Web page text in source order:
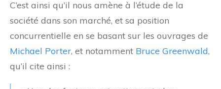
C’est ainsi qu’il nous amène à l’étude de la
société dans son marché, et sa position
concurrentielle en se basant sur les ouvrages de
Michael Porter, et notamment Bruce Greenwald,
qu’il cite ainsi :